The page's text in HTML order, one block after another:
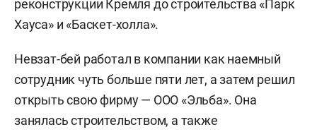
реконструкции Кремля до строительства «Парк
Хауса» и «Баскет-холла».
Невзат-бей работал в компании как наемный
сотрудник чуть больше пяти лет, а затем решил
открыть свою фирму — ООО «Эльба». Она
занялась строительством, а также